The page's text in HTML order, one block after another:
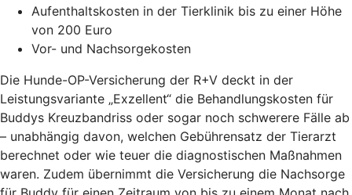
Aufenthaltskosten in der Tierklinik bis zu einer Höhe
von 200 Euro
Vor- und Nachsorgekosten
Die Hunde-OP-Versicherung der R+V deckt in der
Leistungsvariante „Exzellent“ die Behandlungskosten für
Buddys Kreuzbandriss oder sogar noch schwerere Fälle ab
– unabhängig davon, welchen Gebührensatz der Tierarzt
berechnet oder wie teuer die diagnostischen Maßnahmen
waren. Zudem übernimmt die Versicherung die Nachsorge